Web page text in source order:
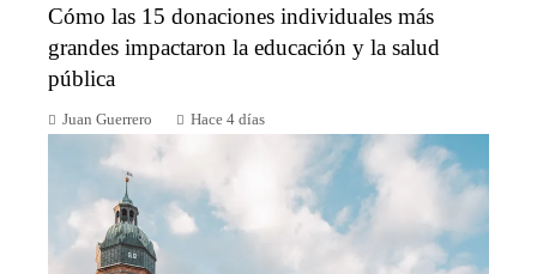
Cómo las 15 donaciones individuales más
grandes impactaron la educación y la salud
pública
Juan Guerrero Hace 4 días